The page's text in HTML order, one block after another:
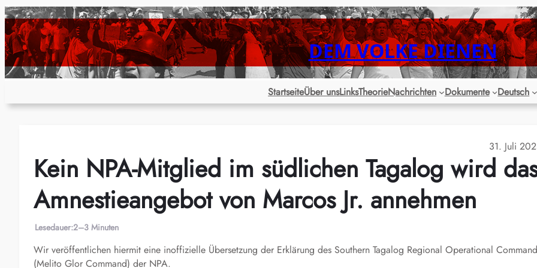
Zum
Inhalt
springen
DEM VOLKE DIENEN
StartseiteÜber unsLinksTheorieNachrichten Dokumente Deutsch
31. Juli
Kein NPA-Mitglied im südlichen Tagalog wird
Amnestieangebot von Marcos Jr. annehmen
Lesedauer:2–3 Minuten
Wir veröffentlichen hiermit eine inoffizielle Übersetzung der Erklärung des Southern Tagalog Regional Operational Command
(Melito Glor Command) der NPA.